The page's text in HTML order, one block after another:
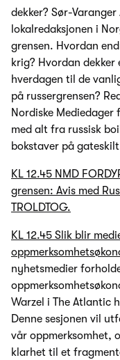
dekker? Sør-
lokalredaksjonen i
grensen. Hvordan
krig? Hvordan dekker
hverdagen til de
på russergrensen?
Nordiske
med alt fra russisk
bokstaver på
KL 12.45 NMD
grensen: Avis med
TROLDTOG.
KL 12.45 Slik blir
nyhetsmedier
Warzel i The Atlantic
Denne sesjonen vil
vår oppmerksomhet,
klarhet til et